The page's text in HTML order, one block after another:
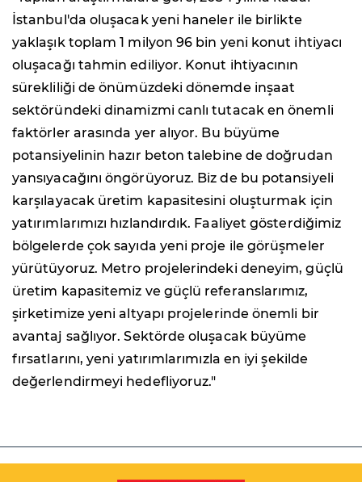
İstanbul'da oluşacak yeni haneler ile birlikte
yaklaşık toplam 1 milyon 96 bin yeni konut ihtiyacı
oluşacağı tahmin ediliyor. Konut ihtiyacının
sürekliliği de önümüzdeki dönemde inşaat
sektöründeki dinamizmi canlı tutacak en önemli
faktörler arasında yer alıyor. Bu büyüme
potansiyelinin hazır beton talebine de doğrudan
yansıyacağını öngörüyoruz. Biz de bu potansiyeli
karşılayacak üretim kapasitesini oluşturmak için
yatırımlarımızı hızlandırdık. Faaliyet gösterdiğimiz
bölgelerde çok sayıda yeni proje ile görüşmeler
yürütüyoruz. Metro projelerindeki deneyim, güçlü
üretim kapasitemiz ve güçlü referanslarımız,
şirketimize yeni altyapı projelerinde önemli bir
avantaj sağlıyor. Sektörde oluşacak büyüme
fırsatlarını, yeni yatırımlarımızla en iyi şekilde
değerlendirmeyi hedefliyoruz."